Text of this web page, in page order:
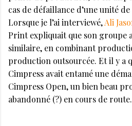
cas de défaillance d’une unité
Lorsque je l’ai interviewé,Ali
Print expliquait que son groupe
similaire, en combinant
production outsourcée. Et il y a
Cimpress avait entamé une
Cimpress Open, un bien beau
abandonné (?) en cours de